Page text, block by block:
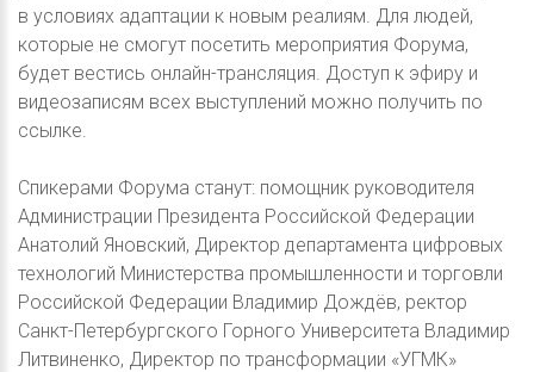
в условиях адаптации к новым реалиям. Для людей,
которые не смогут посетить мероприятия Форума,
будет вестись онлайн-трансляция. Доступ к эфиру и
видеозаписям всех выступлений можно получить по
ссылке.
Спикерами Форума станут: помощник руководителя
Администрации Президента Российской Федерации
Анатолий Яновский, Директор департамента цифровых
технологий Министерства промышленности и торговли
Российской Федерации Владимир Дождёв, ректор
Санкт-Петербургского Горного Университета Владимир
Литвиненко, Директор по трансформации «УГМК»